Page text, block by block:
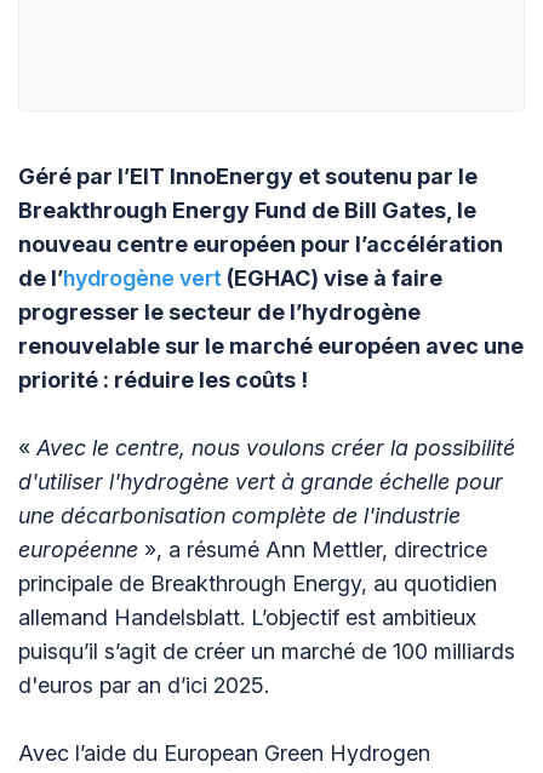
Géré par l’EIT InnoEnergy et soutenu par le
Breakthrough Energy Fund de Bill Gates, le
nouveau centre européen pour l’accélération
de l’hydrogène vert (EGHAC) vise à faire
progresser le secteur de l’hydrogène
renouvelable sur le marché européen avec une
priorité : réduire les coûts !
«Avec le centre, nous voulons créer la possibilité
d'utiliser l'hydrogène vert à grande échelle pour
une décarbonisation complète de l'industrie
européenne », a résumé Ann Mettler, directrice
principale de Breakthrough Energy, au quotidien
allemand Handelsblatt. L’objectif est ambitieux
puisqu’il s’agit de créer un marché de 100 milliards
d'euros par an d’ici 2025.
Avec l’aide du European Green Hydrogen